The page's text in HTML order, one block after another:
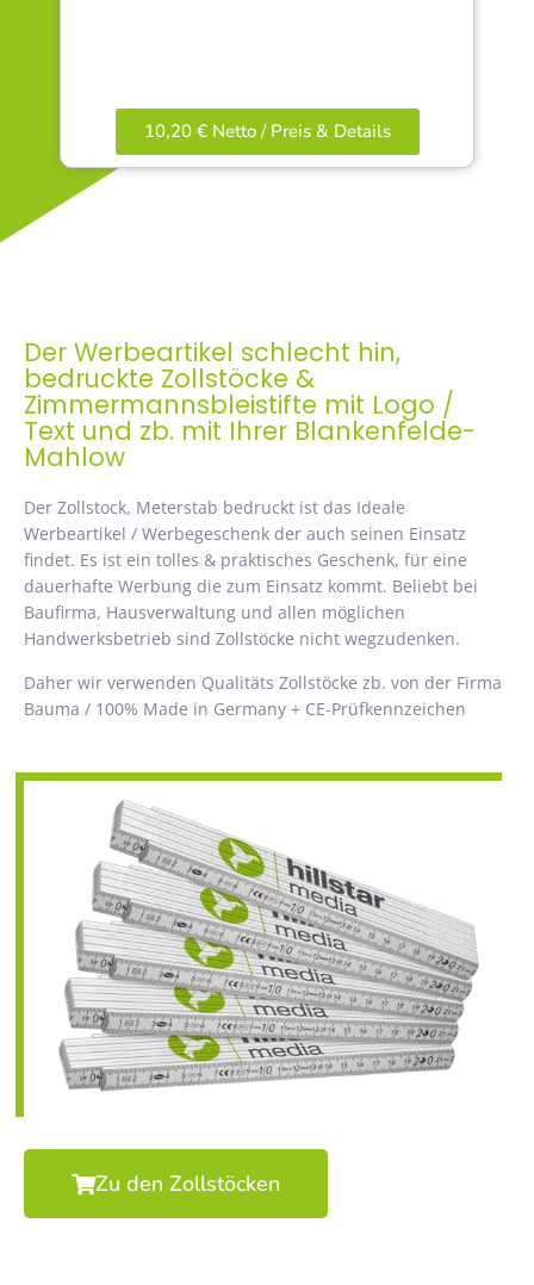
10,20 € Netto / Preis & Details
Der Werbeartikel schlecht hin,
bedruckte Zollstöcke &
Zimmermannsbleistifte mit Logo /
Text und zb. mit Ihrer Blankenfelde-
Mahlow
Der Zollstock, Meterstab bedruckt ist das Ideale
Werbeartikel / Werbegeschenk der auch seinen Einsatz
findet. Es ist ein tolles & praktisches Geschenk, für eine
dauerhafte Werbung die zum Einsatz kommt. Beliebt bei
Baufirma, Hausverwaltung und allen möglichen
Handwerksbetrieb sind Zollstöcke nicht wegzudenken.
Daher wir verwenden Qualitäts Zollstöcke zb. von der Firma
Bauma / 100% Made in Germany + CE-Prüfkennzeichen
Zu den Zollstöcken